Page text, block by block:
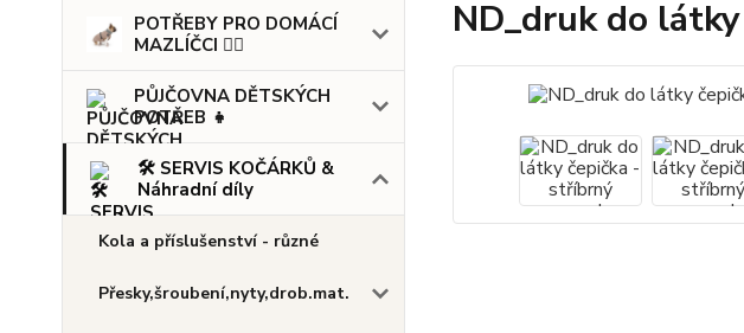
POTŘEBY PRO DOMÁCÍ
MAZLÍČCI 🐕‍🦺
PŮJČOVNA DĚTSKÝCH
POTŘEB 👧
🛠️ SERVIS KOČÁRKŮ &
Náhradní díly
Kola a příslušenství - různé
Přesky,šroubení,nyty,drob.mat.
ND_druk do